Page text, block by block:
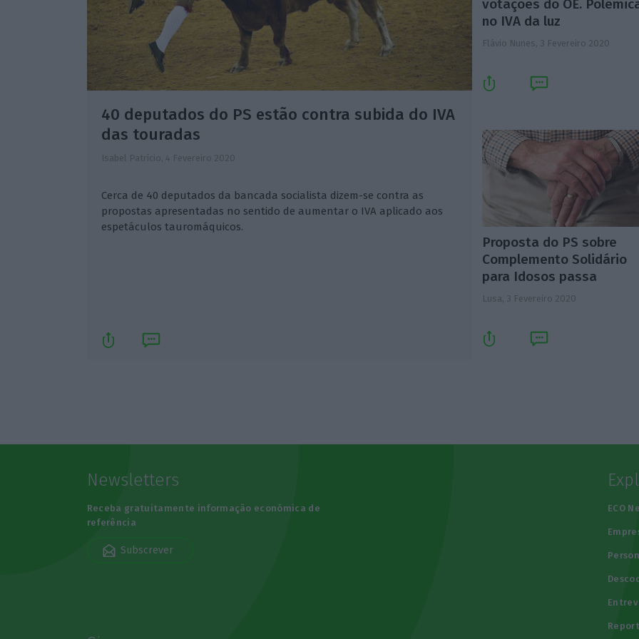
40 deputados do PS estão contra subida do IVA
das touradas
Isabel Patrício, 4 Fevereiro 2020
Cerca de 40 deputados da bancada socialista dizem-se contra as
propostas apresentadas no sentido de aumentar o IVA aplicado aos
espetáculos tauromáquicos.
votações do OE.
no IVA da luz
Flávio Nunes, 3 Fevereiro 2020
Proposta do PS sobre
Complemento Solidário
para Idosos passa
Lusa, 3 Fevereiro 2020
Newsletters
Receba gratuitamente informação económica de
referência
Subscrever
ECO